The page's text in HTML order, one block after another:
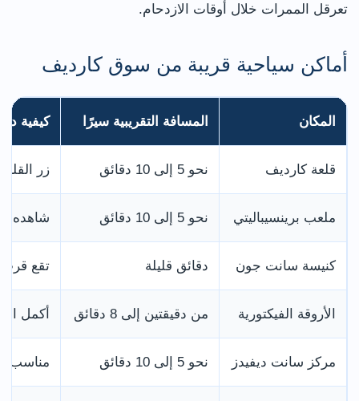
تعرقل الممرات خلال أوقات الازدحام.
أماكن سياحية قريبة من سوق كارديف
المكان المسافة التقريبية سيرًا كيفية
قلعة كارديف نحو 5 إلى 10 دقائق زر
ملعب برينسيباليتي نحو 5 إلى 10 دقائق شاهده
كنيسة سانت جون دقائق قليلة تقع قرب
الأروقة الفيكتورية من دقيقتين إلى 8 دقائق أكمل
مركز سانت ديفيدز نحو 5 إلى 10 دقائق مناسب